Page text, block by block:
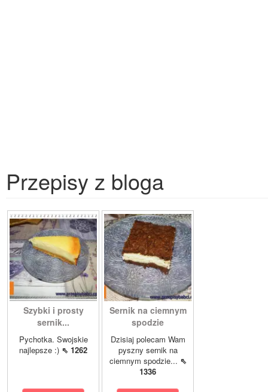
Przepisy z bloga
Szybki i prosty
sernik...
Pychotka. Swojskie
najlepsze :) ⇖ 1262
Sernik na ciemnym
spodzie
Dzisiaj polecam Wam
pyszny sernik na
ciemnym spodzie... ⇖
1336